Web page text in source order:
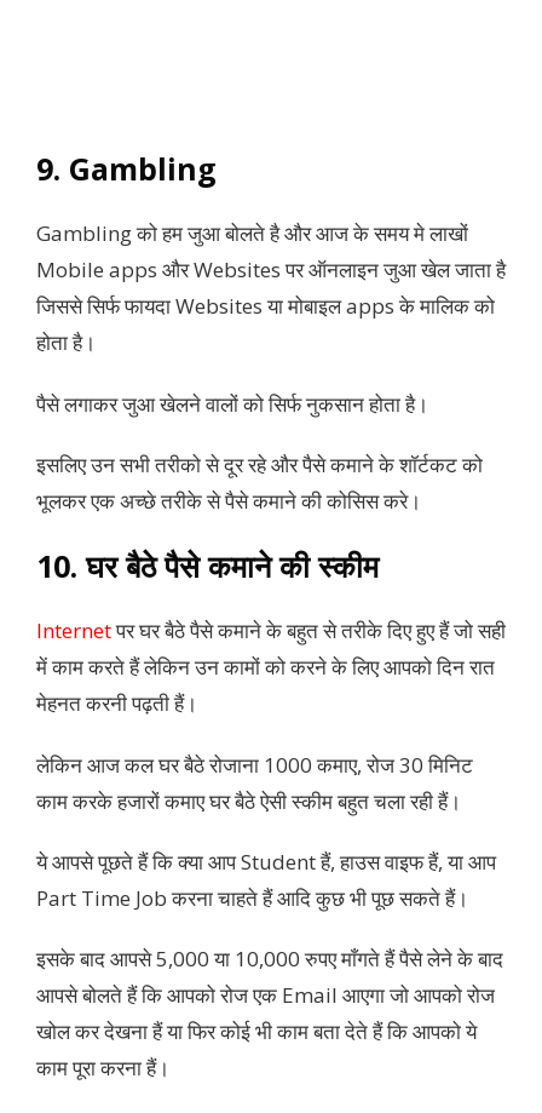
9. Gambling
Gambling को हम जुआ बोलते है और आज के समय मे लाखों
Mobile apps और Websites पर ऑनलाइन जुआ खेल जाता है
जिससे सिर्फ फायदा Websites या मोबाइल apps के मालिक को
होता है।
पैसे लगाकर जुआ खेलने वालों को सिर्फ नुकसान होता है।
इसलिए उन सभी तरीको से दूर रहे और पैसे कमाने के शॉर्टकट को
भूलकर एक अच्छे तरीके से पैसे कमाने की कोसिस करे।
10. घर बैठे पैसे कमाने की स्कीम
Internetपर घर बैठे पैसे कमाने के बहुत से तरीके दिए हुए हैं जो सही
में काम करते हैं लेकिन उन कामों को करने के लिए आपको दिन रात
मेहनत करनी पढ़ती हैं।
लेकिन आज कल घर बैठे रोजाना 1000 कमाए, रोज 30 मिनिट
काम करके हजारों कमाए घर बैठे ऐसी स्कीम बहुत चला रही हैं।
ये आपसे पूछते हैं कि क्या आप Student हैं, हाउस वाइफ हैं, या आप
Part Time Job करना चाहते हैं आदि कुछ भी पूछ सकते हैं।
इसके बाद आपसे 5,000 या 10,000 रुपए माँगते हैं पैसे लेने के बाद
आपसे बोलते हैं कि आपको रोज एक Email आएगा जो आपको रोज
खोल कर देखना हैं या फिर कोई भी काम बता देते हैं कि आपको ये
काम पूरा करना हैं।